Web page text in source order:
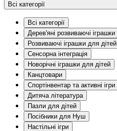
Всі категорії
Всі категорії
Дерев'яні розвиваючі іграшки
Розвиваючі іграшки для дітей
Сенсорна інтеграція
Новорічні іграшки для дітей
Канцтовари
Спортінвентар та активні ігри
Дитяча література
Пазли для дітей
Посібники для Нуш
Настільні ігри